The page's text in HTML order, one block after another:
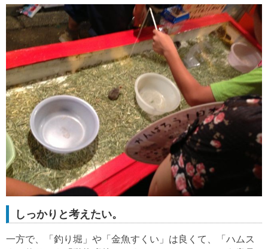
しっかりと考えたい。
一方で、「釣り堀」や「金魚すくい」は良くて、「ハムス